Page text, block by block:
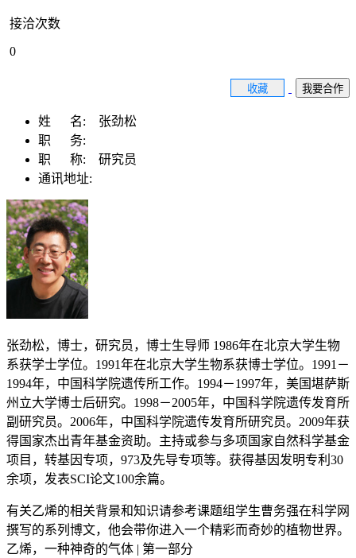
接洽次数
0
收藏 我要合作
姓 名: 张劲松
职 务:
职 称: 研究员
通讯地址:
张劲松，博士，研究员，博士生导师 1986年在北京大学生物
系获学士学位。1991年在北京大学生物系获博士学位。1991－
1994年，中国科学院遗传所工作。1994－1997年，美国堪萨斯
州立大学博士后研究。1998－2005年，中国科学院遗传发育所
副研究员。2006年，中国科学院遗传发育所研究员。2009年获
得国家杰出青年基金资助。主持或参与多项国家自然科学基金
项目，转基因专项，973及先导专项等。获得基因发明专利30
余项，发表SCI论文100余篇。
有关乙烯的相关背景和知识请参考课题组学生曹务强在科学网
撰写的系列博文，他会带你进入一个精彩而奇妙的植物世界。
乙烯，一种神奇的气体 | 第一部分